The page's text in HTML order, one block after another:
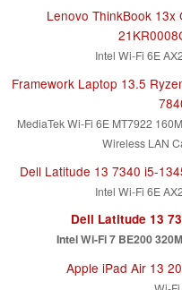
Lenovo ThinkBook 13x
Intel Wi-Fi 6E
Framework Laptop 13.5
MediaTek Wi-Fi 6E MT7922
Wireless LAN
Dell Latitude 13 7340 i5-
Intel Wi-Fi 6E
Dell Latitude 13
Intel Wi-Fi 7 BE200
Apple iPad Air 13